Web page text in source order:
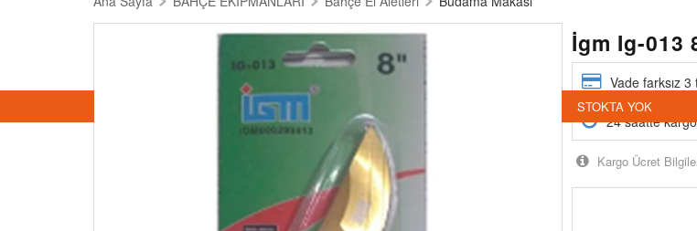
İgm Ig-013
Vade farksız
24 saatte
Kargo Ücret
STOKTA YOK